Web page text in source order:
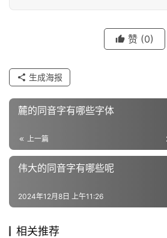
字
词
反
词
近
义
词
赞 (0)
生成海报
麓的同音字有哪些字体
上一篇
伟大的同音字有哪些呢
2024年12月8日 上午11:26
相关推荐